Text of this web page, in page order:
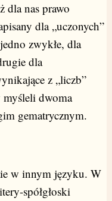
dla nas prawo
dla „uczonych”
zwykłe, dla
dla
z „liczb”
myśleli dwoma
gematrycznym.
w innym języku. W
spółgłoski